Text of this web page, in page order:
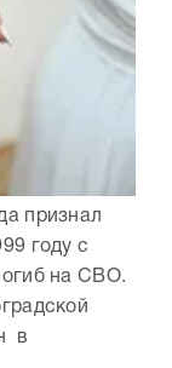
признал
году с
на СВО.
в